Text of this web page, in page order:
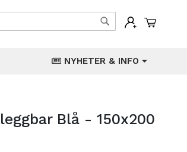
Min
NYHETER & INFO
Blå - 150x200